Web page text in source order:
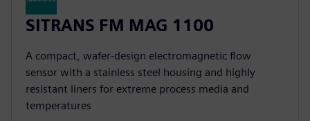
SITRANS FM MAG 1100
A compact, wafer-design electromagnetic flow
sensor with a stainless steel housing and highly
resistant liners for extreme process media and
temperatures